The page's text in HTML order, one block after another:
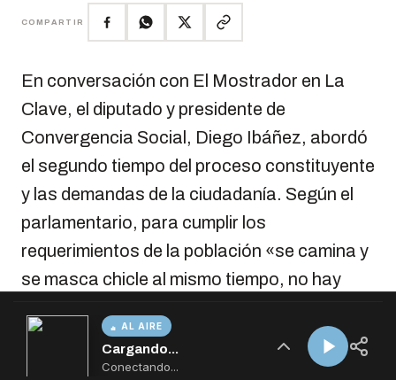
AL AIRE
Cargando...
Conectando...